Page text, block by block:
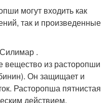
могут входить как
так и произведенные
.
вещество из расторопши
Он защищает и
Расторопша пятнистая
действием,